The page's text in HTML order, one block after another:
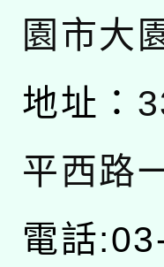
園市大
地址：
平西路
電話